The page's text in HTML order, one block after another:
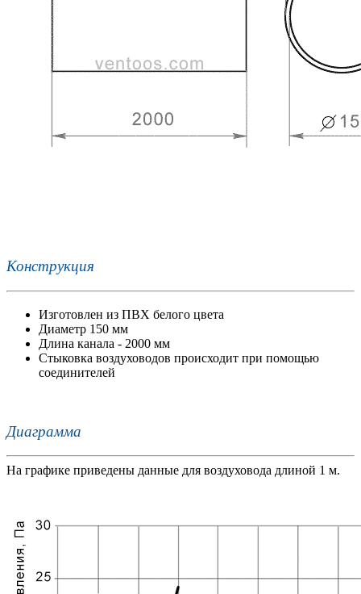
Конструкция
Изготовлен из ПВХ белого цвета
Диаметр 150 мм
Длина канала - 2000 мм
Стыковка воздуховодов происходит при помощью
соединителей
Диаграмма
На графике приведены данные для воздуховода длиной 1 м.